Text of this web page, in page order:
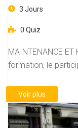
3 Jours
0 Quiz
MAINTENANCE ET
formation, le
Voir plus